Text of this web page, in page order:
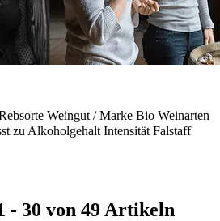
Weingut / Marke Bio Weinarten
zu Alkoholgehalt Intensität Falstaff
- 30 von 49 Artikeln